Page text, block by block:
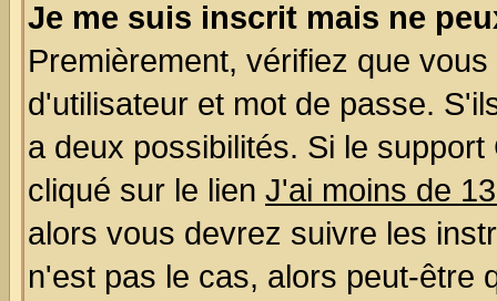
Je me suis inscrit mais ne
Premièrement, vérifiez que
d'utilisateur et mot de passe.
a deux possibilités. Si le
cliqué sur le lien J'ai moins de
alors vous devrez suivre les
n'est pas le cas, alors peut-être